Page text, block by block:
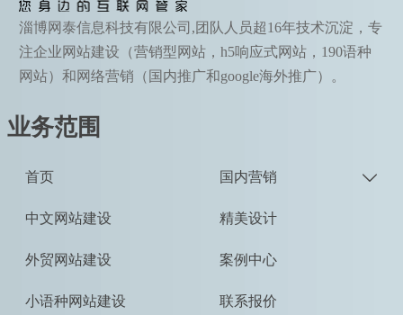
淄博网泰信息科技有限公司,团队人员超16年技术沉淀，专
注企业网站建设（营销型网站，h5响应式网站，190语种
网站）和网络营销（国内推广和google海外推广）。
业务范围
首页
中文网站建设
外贸网站建设
小语种网站建设
国内营销 
精美设计
案例中心
联系报价